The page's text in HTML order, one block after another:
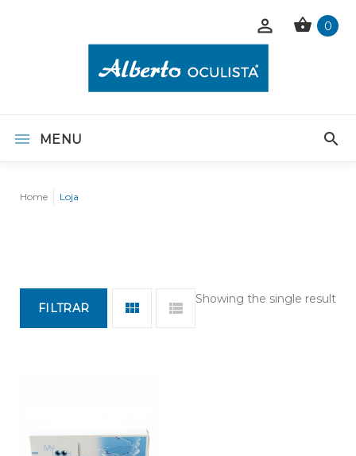
0
MENU
Home Loja
Showing the single result
FILTRAR